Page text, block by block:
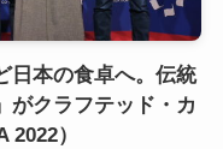
日本の食卓へ。伝統
がクラフテッド・カ
）